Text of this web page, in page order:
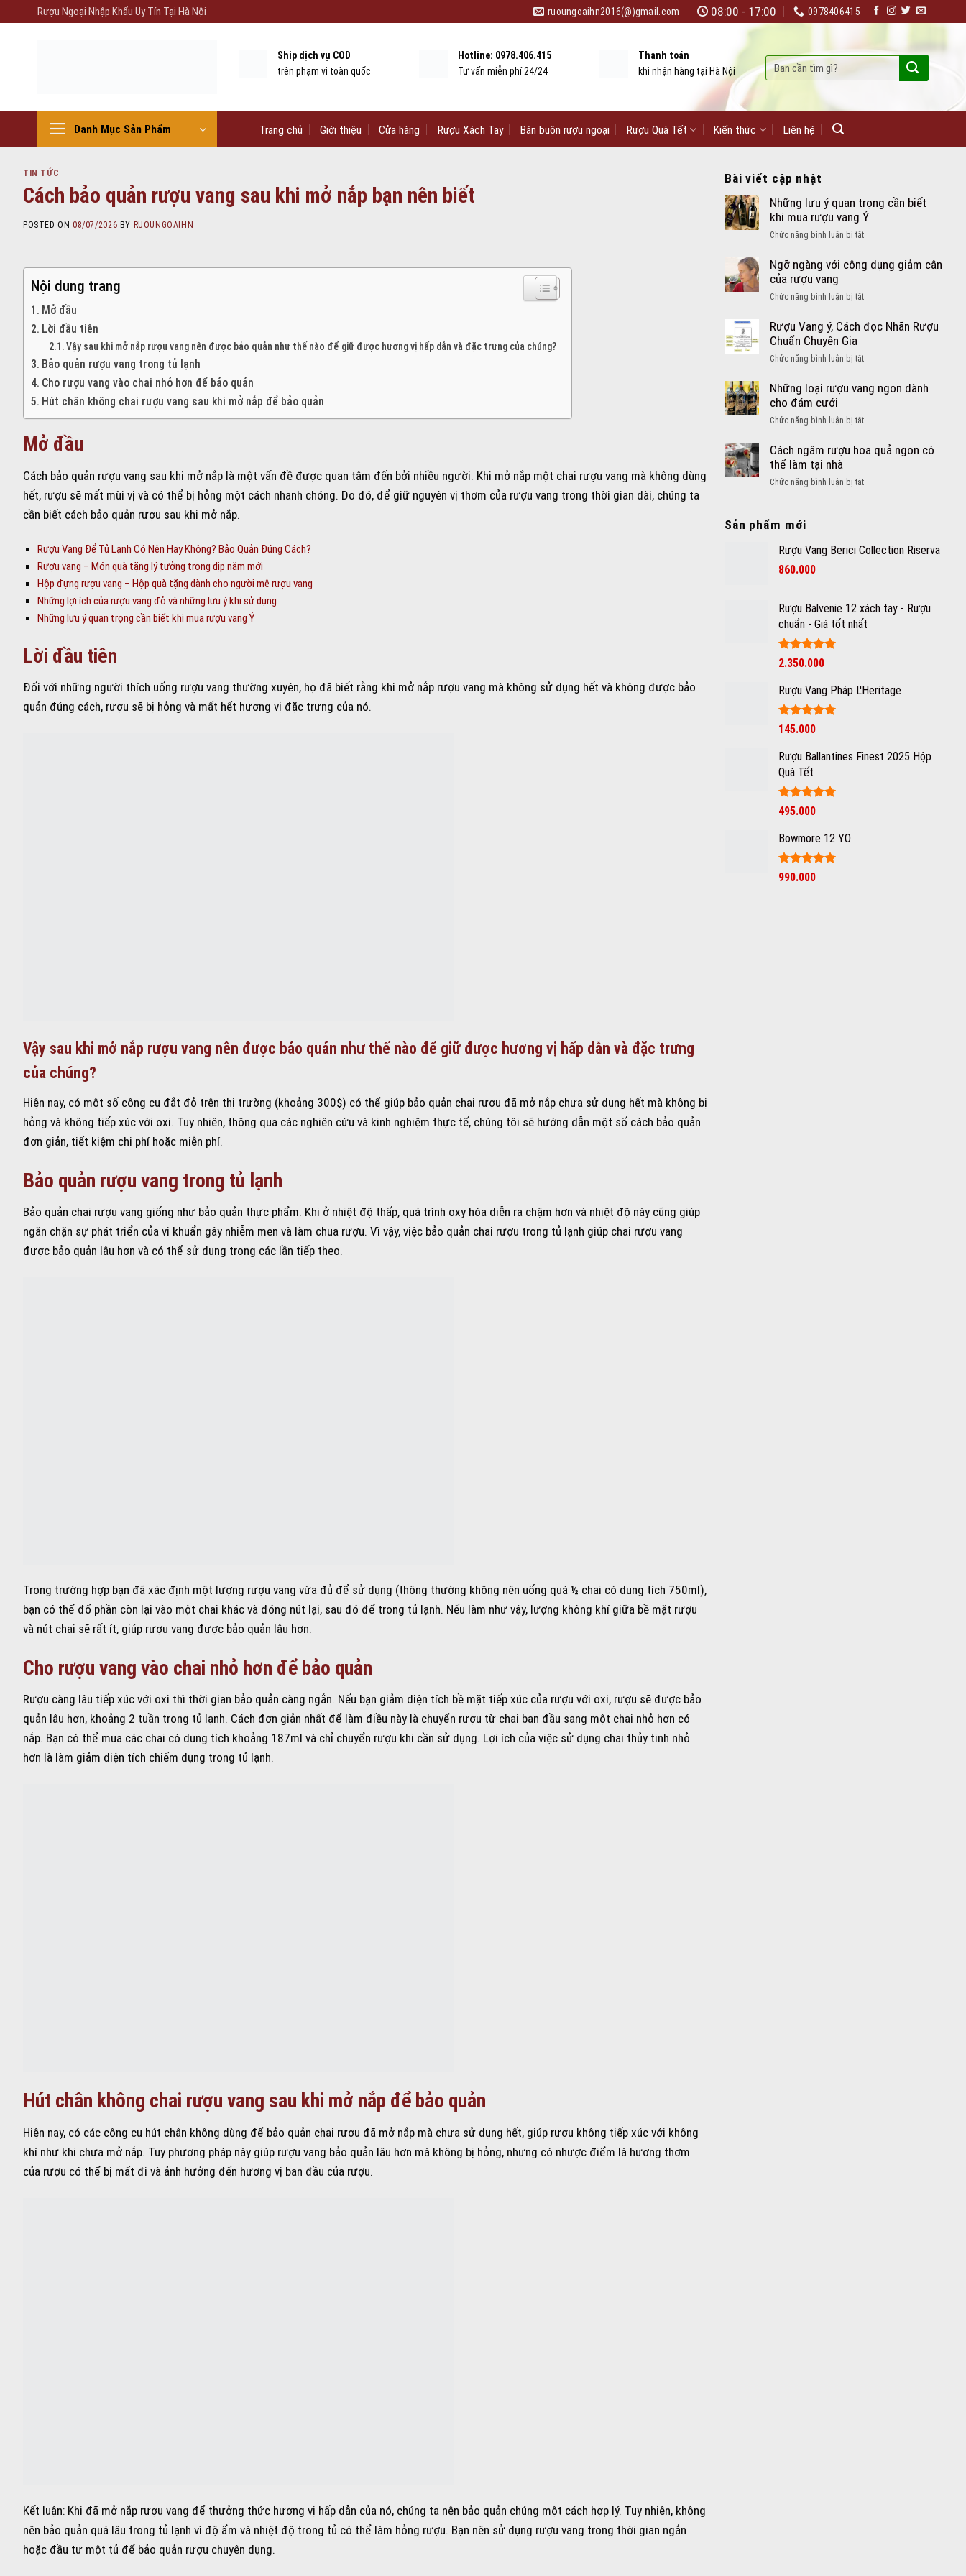
Rượu Ngoại Nhập Khẩu Uy Tín Tại Hà Nội ruoungoaihn2016(@)gmail.com 08:00 - 17:00 0978406415
Ship dịch vụ COD
trên phạm vi toàn quốc
Hotline: 0978.406.415
Tư vấn miễn phí 24/24
Thanh toán
khi nhận hàng tại Hà Nội
Tìm
kiếm:
Danh Mục Sản Phẩm Trang chủ Giới thiệu Cửa hàng Rượu Xách Tay Bán buôn rượu ngoại Rượu Quà Tết Kiến thức Liên hệ
TIN TỨC
Cách bảo quản rượu vang sau khi mở nắp bạn nên biết
POSTED ON08/07/2026 BY RUOUNGOAIHN
Nội dung trang
Mở đầu
Lời đầu tiên
Vậy sau khi mở nắp rượu vang nên được bảo quản như thế nào để giữ được hương vị hấp dẫn và đặc trưng của chúng?
Bảo quản rượu vang trong tủ lạnh
Cho rượu vang vào chai nhỏ hơn để bảo quản
Hút chân không chai rượu vang sau khi mở nắp để bảo quản
Mở đầu
Cách bảo quản rượu vang sau khi mở nắp là một vấn đề được quan tâm đến bởi nhiều người. Khi mở nắp một chai rượu vang mà không dùng
hết, rượu sẽ mất mùi vị và có thể bị hỏng một cách nhanh chóng. Do đó, để giữ nguyên vị thơm của rượu vang trong thời gian dài, chúng ta
cần biết cách bảo quản rượu sau khi mở nắp.
Rượu Vang Để Tủ Lạnh Có Nên Hay Không? Bảo Quản Đúng Cách?
Rượu vang – Món quà tặng lý tưởng trong dịp năm mới
Hộp đựng rượu vang – Hộp quà tặng dành cho người mê rượu vang
Những lợi ích của rượu vang đỏ và những lưu ý khi sử dụng
Những lưu ý quan trọng cần biết khi mua rượu vang Ý
Lời đầu tiên
Đối với những người thích uống rượu vang thường xuyên, họ đã biết rằng khi mở nắp rượu vang mà không sử dụng hết và không được bảo
quản đúng cách, rượu sẽ bị hỏng và mất hết hương vị đặc trưng của nó.
Vậy sau khi mở nắp rượu vang nên được bảo quản như thế nào để giữ được hương vị hấp dẫn và đặc trưng
của chúng?
Hiện nay, có một số công cụ đắt đỏ trên thị trường (khoảng 300$) có thể giúp bảo quản chai rượu đã mở nắp chưa sử dụng hết mà không bị
hỏng và không tiếp xúc với oxi. Tuy nhiên, thông qua các nghiên cứu và kinh nghiệm thực tế, chúng tôi sẽ hướng dẫn một số cách bảo quản
đơn giản, tiết kiệm chi phí hoặc miễn phí.
Bảo quản rượu vang trong tủ lạnh
Bảo quản chai rượu vang giống như bảo quản thực phẩm. Khi ở nhiệt độ thấp, quá trình oxy hóa diễn ra chậm hơn và nhiệt độ này cũng giúp
ngăn chặn sự phát triển của vi khuẩn gây nhiễm men và làm chua rượu. Vì vậy, việc bảo quản chai rượu trong tủ lạnh giúp chai rượu vang
được bảo quản lâu hơn và có thể sử dụng trong các lần tiếp theo.
Trong trường hợp bạn đã xác định một lượng rượu vang vừa đủ để sử dụng (thông thường không nên uống quá ½ chai có dung tích 750ml),
bạn có thể đổ phần còn lại vào một chai khác và đóng nút lại, sau đó để trong tủ lạnh. Nếu làm như vậy, lượng không khí giữa bề mặt rượu
và nút chai sẽ rất ít, giúp rượu vang được bảo quản lâu hơn.
Cho rượu vang vào chai nhỏ hơn để bảo quản
Rượu càng lâu tiếp xúc với oxi thì thời gian bảo quản càng ngắn. Nếu bạn giảm diện tích bề mặt tiếp xúc của rượu với oxi, rượu sẽ được bảo
quản lâu hơn, khoảng 2 tuần trong tủ lạnh. Cách đơn giản nhất để làm điều này là chuyển rượu từ chai ban đầu sang một chai nhỏ hơn có
nắp. Bạn có thể mua các chai có dung tích khoảng 187ml và chỉ chuyển rượu khi cần sử dụng. Lợi ích của việc sử dụng chai thủy tinh nhỏ
hơn là làm giảm diện tích chiếm dụng trong tủ lạnh.
Hút chân không chai rượu vang sau khi mở nắp để bảo quản
Hiện nay, có các công cụ hút chân không dùng để bảo quản chai rượu đã mở nắp mà chưa sử dụng hết, giúp rượu không tiếp xúc với không
khí như khi chưa mở nắp. Tuy phương pháp này giúp rượu vang bảo quản lâu hơn mà không bị hỏng, nhưng có nhược điểm là hương thơm
của rượu có thể bị mất đi và ảnh hưởng đến hương vị ban đầu của rượu.
Kết luận: Khi đã mở nắp rượu vang để thưởng thức hương vị hấp dẫn của nó, chúng ta nên bảo quản chúng một cách hợp lý. Tuy nhiên, không
nên bảo quản quá lâu trong tủ lạnh vì độ ẩm và nhiệt độ trong tủ có thể làm hỏng rượu. Bạn nên sử dụng rượu vang trong thời gian ngắn
hoặc đầu tư một tủ để bảo quản rượu chuyên dụng.
Bài viết cập nhật
Những lưu ý quan trọng cần biết
khi mua rượu vang Ý
Chức năng bình luận bị tắtở
lưu
trọng
biết
mua
vang
Ngỡ ngàng với công dụng giảm cân
của rượu vang
Chức năng bình luận bị tắtở
ngàng
dụng
cân
rượu
Rượu Vang ý, Cách đọc Nhãn Rượu
Chuẩn Chuyên Gia
Chức năng bình luận bị tắtở
Vang
đọc
Rượu
Chuyên
Những loại rượu vang ngon dành
cho đám cưới
Chức năng bình luận bị tắtở
loại
ngon
Cách ngâm rượu hoa quả ngon có
thể làm tại nhà
Chức năng bình luận bị tắtở
quả
làm
tại
Sản phẩm mới
Rượu Vang Berici Collection Riserva
860.000
Rượu Balvenie 12 xách tay - Rượu
chuẩn - Giá tốt nhất
Được xếp
sao
2.350.000
Rượu Vang Pháp L'Heritage
Được xếp
sao
145.000
Rượu Ballantines Finest 2025 Hộp
Quà Tết
Được xếp
sao
495.000
Bowmore 12 YO
Được xếp
990.000